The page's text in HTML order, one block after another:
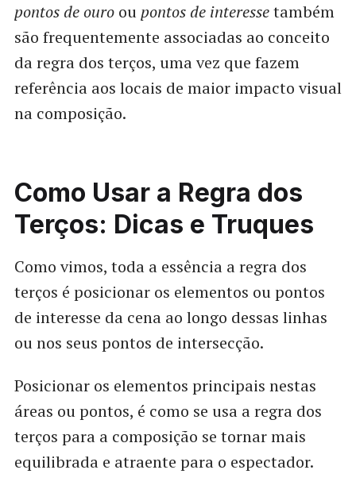
pontos de ouroou pontos de interessetambém
são frequentemente associadas ao conceito
da regra dos terços, uma vez que fazem
referência aos locais de maior impacto visual
na composição.
Como Usar a Regra dos
Terços: Dicas e Truques
Como vimos, toda a essência a regra dos
terços é posicionar os elementos ou pontos
de interesse da cena ao longo dessas linhas
ou nos seus pontos de intersecção.
Posicionar os elementos principais nestas
áreas ou pontos, é como se usa a regra dos
terços para a composição se tornar mais
equilibrada e atraente para o espectador.